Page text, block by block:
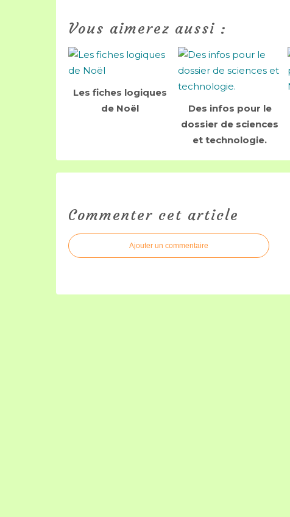
Vous aimerez aussi :
Les fiches logiques
de Noël
Des infos pour le
dossier de sciences
et technologie.
Commenter cet article
Ajouter un commentaire